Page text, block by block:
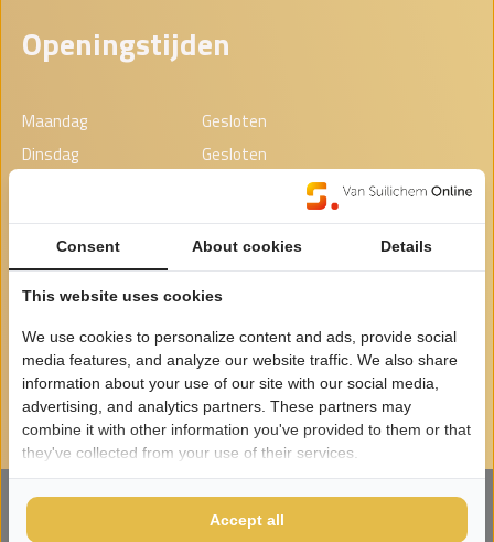
Openingstijden
Maandag
Gesloten
Dinsdag
Gesloten
Donderdag
00:00 - 00:00
Vrijdag
00:00 - 00:00
Zaterdag
00:00 - 00:00
Wij werken op afspraak. U kunt een e-mail sturen voor het
maken van een afspraak, dan nemen we contact met u op. Bij
openingstijden meer informatie.
© 2026 Atelier Arte D' Oro
Disclaimer
Algemene voorwaarden
Consent About cookies Details
This website uses cookies
We use cookies to personalize content and ads, provide social
media features, and analyze our website traffic. We also share
information about your use of our site with our social media,
advertising, and analytics partners. These partners may
combine it with other information you've provided to them or that
they've collected from your use of their services.
Accept all